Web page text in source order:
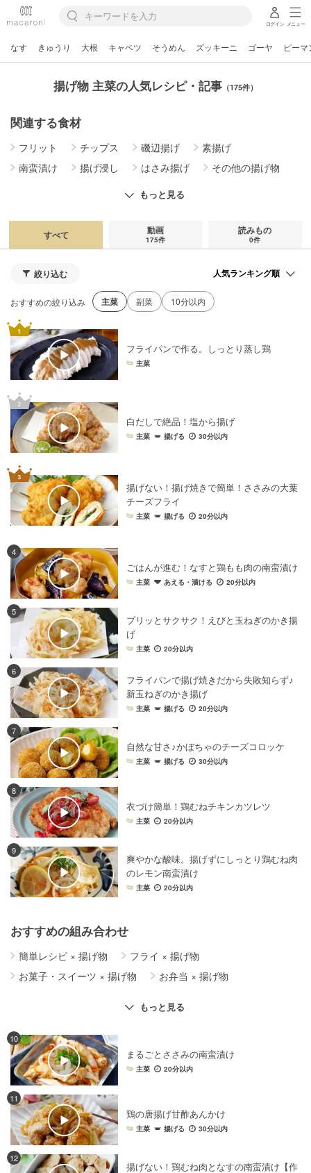
ログイン メニュー
なす きゅうり 大根 キャベツ そうめん ズッキーニ ゴーヤ ピーマ
揚げ物 主菜の人気レシピ・記事 （175件）
関連する食材
フリット チップス 磯辺揚げ
素揚げ
南蛮漬け
揚げ浸し はさみ揚げ
その他の揚げ物
フライ コロッケ
もっと見る
すべて 動画
175件
読みもの
0件
絞り込む
おすすめの絞り込み 主菜 副菜 10分以内
フライパンで作る。しっとり蒸し鶏
主菜
白だしで絶品！塩から揚げ
主菜 揚げる 30分以内
揚げない！揚げ焼きで簡単！ささみの大葉
チーズフライ
主菜 揚げる 20分以内
4
ごはんが進む！なすと鶏もも肉の南蛮漬け
主菜 あえる・漬ける 20分以内
5
プリッとサクサク！えびと玉ねぎのかき揚
げ
主菜 20分以内
6
フライパンで揚げ焼きだから失敗知らず♪
新玉ねぎのかき揚げ
主菜 揚げる 20分以内
7
自然な甘さ♪かぼちゃのチーズコロッケ
主菜 揚げる 30分以内
8
衣づけ簡単！鶏むねチキンカツレツ
主菜 20分以内
9
爽やかな酸味。揚げずにしっとり鶏むね肉
のレモン南蛮漬け
主菜 20分以内
おすすめの組み合わせ
簡単レシピ × 揚げ物 フライ × 揚げ物
お菓子・スイーツ × 揚げ物 お弁当 × 揚げ物
ワンパン・フライパンレシピ× 揚げ物
もっと見る
10
まるごとささみの南蛮漬け
主菜 20分以内
11
鶏の唐揚げ甘酢あんかけ
主菜 揚げる 30分以内
12
揚げない！鶏むね肉となすの南蛮漬け【作